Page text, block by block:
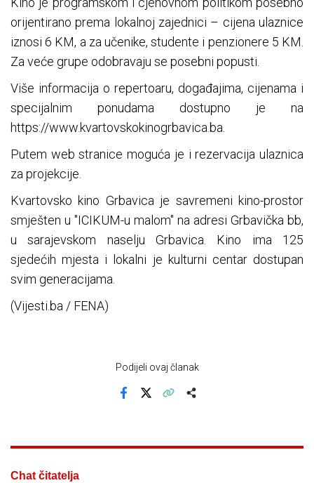
orijentirano prema lokalnoj zajednici – cijena ulaznice
iznosi 6 KM, a za učenike, studente i penzionere 5 KM.
Za veće grupe odobravaju se posebni popusti.
Više informacija o repertoaru, događajima, cijenama i
specijalnim ponudama dostupno je na
https://www.kvartovskokinogrbavica.ba.
Putem web stranice moguća je i rezervacija ulaznica
za projekcije.
Kvartovsko kino Grbavica je savremeni kino-prostor
smješten u "ICIKUM-u malom" na adresi Grbavička bb,
u sarajevskom naselju Grbavica. Kino ima 125
sjedećih mjesta i lokalni je kulturni centar dostupan
svim generacijama.
(Vijesti.ba / FENA)
Podijeli ovaj članak
Chat čitatelja